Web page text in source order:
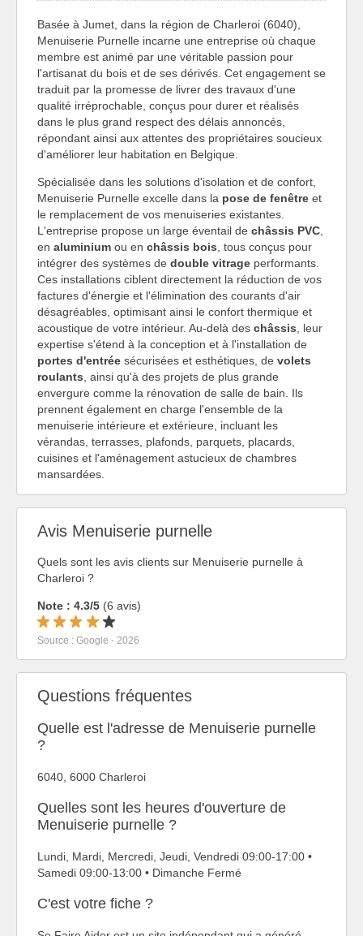
Basée à Jumet, dans la région de Charleroi (6040),
Menuiserie Purnelle incarne une entreprise où chaque
membre est animé par une véritable passion pour
l'artisanat du bois et de ses dérivés. Cet engagement se
traduit par la promesse de livrer des travaux d'une
qualité irréprochable, conçus pour durer et réalisés
dans le plus grand respect des délais annoncés,
répondant ainsi aux attentes des propriétaires soucieux
d'améliorer leur habitation en Belgique.
Spécialisée dans les solutions d'isolation et de confort,
Menuiserie Purnelle excelle dans la pose de fenêtre et
le remplacement de vos menuiseries existantes.
L'entreprise propose un large éventail de châssis PVC
en aluminium ou en châssis bois , tous conçus pour
intégrer des systèmes de double vitrage performants.
Ces installations ciblent directement la réduction de vos
factures d'énergie et l'élimination des courants d'air
désagréables, optimisant ainsi le confort thermique et
acoustique de votre intérieur. Au-delà des châssis , leur
expertise s'étend à la conception et à l'installation de
portes d'entrée sécurisées et esthétiques, de volets
roulants , ainsi qu'à des projets de plus grande
envergure comme la rénovation de salle de bain. Ils
prennent également en charge l'ensemble de la
menuiserie intérieure et extérieure, incluant les
vérandas, terrasses, plafonds, parquets, placards,
cuisines et l'aménagement astucieux de chambres
mansardées.
Avis Menuiserie purnelle
Quels sont les avis clients sur Menuiserie purnelle à
Charleroi ?
Note : 4.3/5 (6 avis)
Source : Google - 2026
Questions fréquentes
Quelle est l'adresse de Menuiserie purnelle
?
6040, 6000 Charleroi
Quelles sont les heures d'ouverture de
Menuiserie purnelle ?
Lundi, Mardi, Mercredi, Jeudi, Vendredi 09:00-17:00 •
Samedi 09:00-13:00 • Dimanche Fermé
C'est votre fiche ?